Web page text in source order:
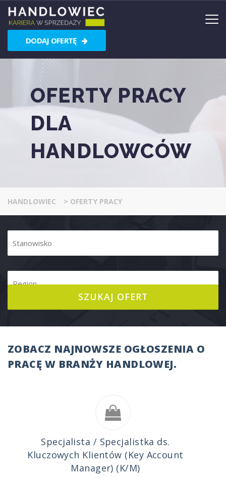
DODAJ OFERTĘ
OFERTY PRACY
DLA
HANDLOWCÓW
HANDLOWIEC > OFERTY PRACY
ZOBACZ NAJNOWSZE OGŁOSZENIA O
PRACĘ W BRANŻY HANDLOWEJ.
Specjalista / Specjalistka ds.
Kluczowych Klientów (Key Account
Manager) (K/M)